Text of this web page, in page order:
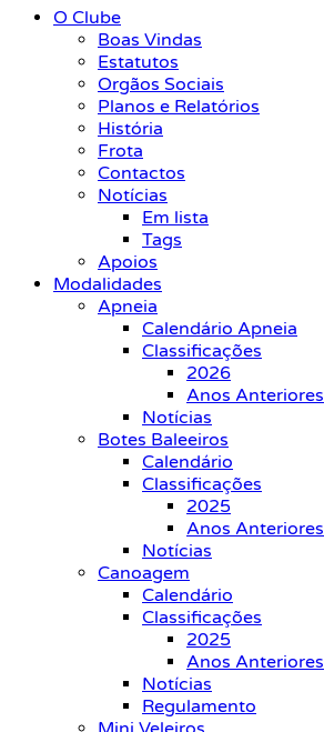
O Clube
Boas Vindas
Estatutos
Orgãos Sociais
Planos e Relatórios
História
Frota
Contactos
Notícias
Em lista
Tags
Apoios
Modalidades
Apneia
Calendário Apneia
Classificações
2026
Anos Anteriores
Notícias
Botes Baleeiros
Calendário
Classificações
2025
Anos Anteriores
Notícias
Canoagem
Calendário
Classificações
2025
Anos Anteriores
Notícias
Regulamento